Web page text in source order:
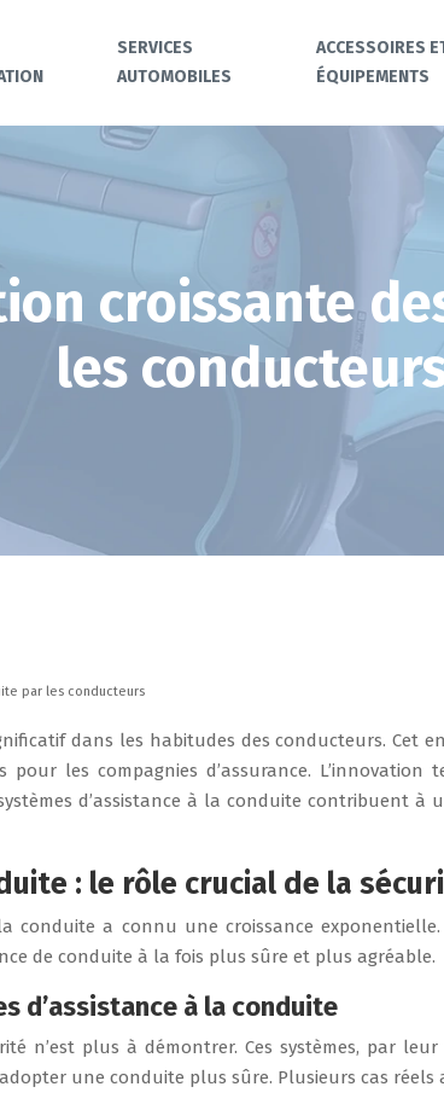
SERVICES
AUTOMOBILES
ACCESSOIRES
ÉQUIPEMENTS
croissante
les
par les conducteurs
dans les habitudes des conducteurs. Cet
les compagnies d’assurance.
d’assistance à la conduite contribuent
: le rôle crucial de la
conduite a connu une croissance
de conduite à la fois plus sûre et plus agréable.
d’assistance à la conduite
n’est plus à démontrer. Ces systèmes, par
une conduite plus sûre. Plusieurs cas réels